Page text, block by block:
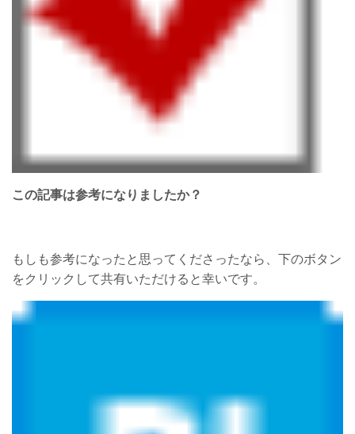
この記事は参考になりましたか？
もしも参考になったと思ってくださったなら、下のボタン
をクリックして共有いただけると幸いです。